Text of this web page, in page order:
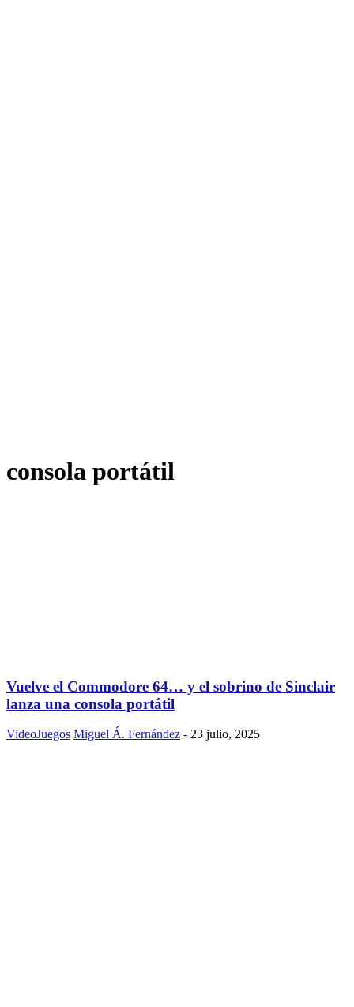
consola portátil
Vuelve el Commodore 64… y el sobrino de Sinclair
lanza una consola portátil
VideoJuegos Miguel Á. Fernández - 23 julio, 2025